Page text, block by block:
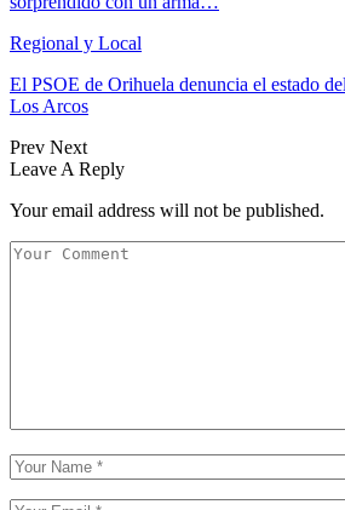
Regional y Local
El PSOE de Orihuela denuncia el estado
Los Arcos
Prev Next
Leave A Reply
Your email address will not be published.